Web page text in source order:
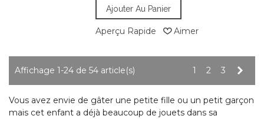
Ajouter Au Panier
Aperçu Rapide Aimer
Affichage 1-24 de 54 article(s) 1 2 3
Vous avez envie de gâter une petite fille ou un petit garçon
mais cet enfant a déjà beaucoup de jouets dans sa